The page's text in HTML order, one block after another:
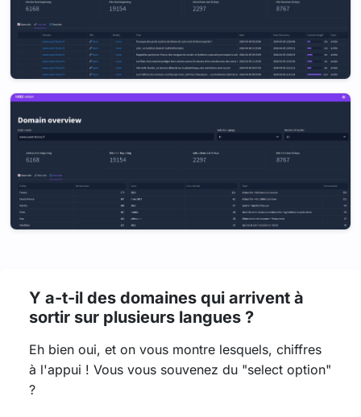
Y a-t-il des domaines qui arrivent à
sortir sur plusieurs langues ?
Eh bien oui, et on vous montre lesquels, chiffres
à l'appui ! Vous vous souvenez du "select option"
?